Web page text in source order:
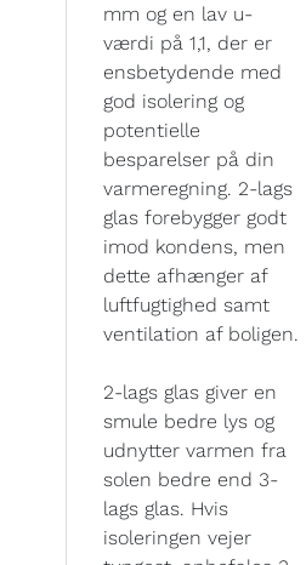
mm og en lav u-
værdi på 1,1, der er
ensbetydende med
god isolering og
potentielle
besparelser på din
varmeregning. 2-lags
glas forebygger godt
imod kondens, men
dette afhænger af
luftfugtighed samt
ventilation af boligen.
2-lags glas giver en
smule bedre lys og
udnytter varmen fra
solen bedre end 3-
lags glas. Hvis
isoleringen vejer